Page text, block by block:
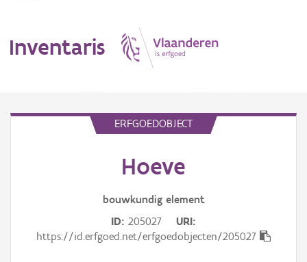
Inventaris
ERFGOEDOBJECT
Hoeve
bouwkundig element
ID 205027
URI
https://id.erfgoed.net/erfgoedobjecten/205027